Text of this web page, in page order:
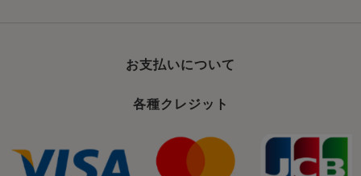
お支払いについて
各種クレジット